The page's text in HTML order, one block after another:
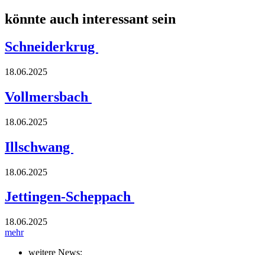
könnte auch interessant sein
Schneiderkrug
18.06.2025
Vollmersbach
18.06.2025
Illschwang
18.06.2025
Jettingen-Scheppach
18.06.2025
mehr
weitere News: